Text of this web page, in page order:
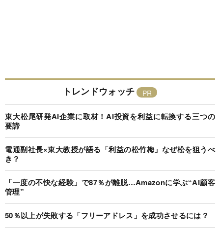
トレンドウォッチ
東大松尾研発AI企業に取材！AI投資を利益に転換する三つの
要諦
電通副社長×東大教授が語る「利益の松竹梅」なぜ松を狙うべ
き？
「一度の不快な経験」で87％が離脱…Amazonに学ぶ“AI顧客
管理”
50％以上が失敗する「フリーアドレス」を成功させるには？